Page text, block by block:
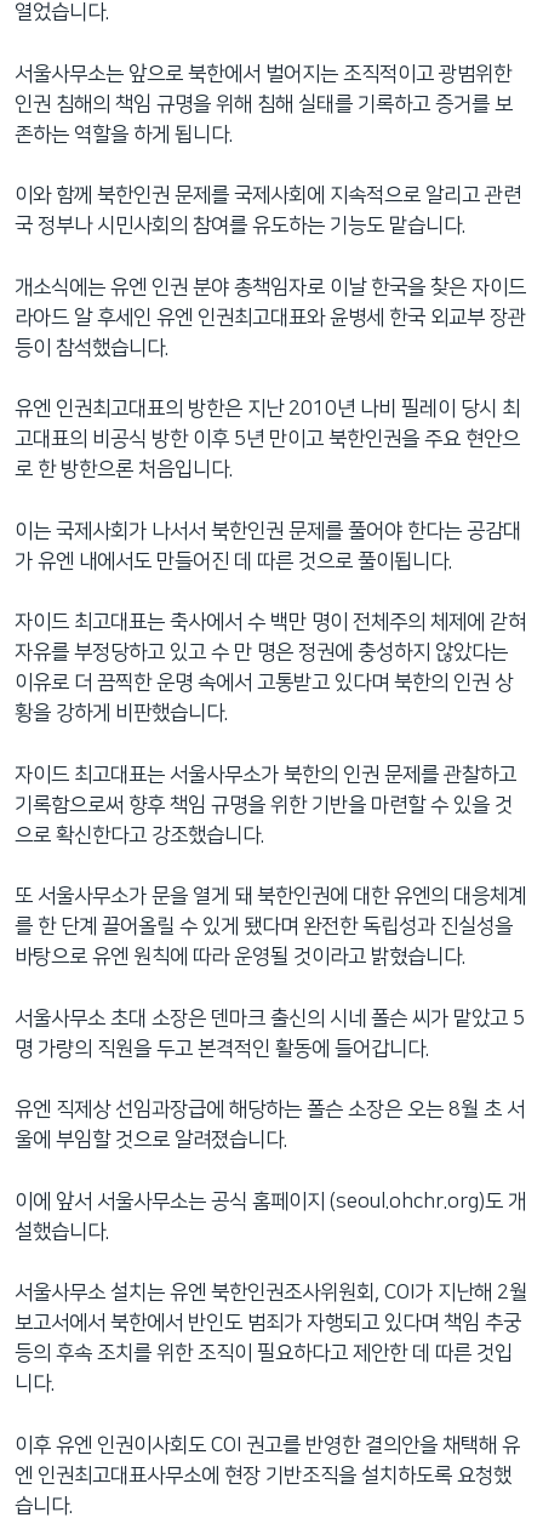
열었습니다.
서울사무소는 앞으로 북한에서 벌어지는 조직적이고 광범위한
인권 침해의 책임 규명을 위해 침해 실태를 기록하고 증거를 보
존하는 역할을 하게 됩니다.
이와 함께 북한인권 문제를 국제사회에 지속적으로 알리고 관련
국 정부나 시민사회의 참여를 유도하는 기능도 맡습니다.
개소식에는 유엔 인권 분야 총책임자로 이날 한국을 찾은 자이드
라아드 알 후세인 유엔 인권최고대표와 윤병세 한국 외교부 장관
등이 참석했습니다.
유엔 인권최고대표의 방한은 지난 2010년 나비 필레이 당시 최
고대표의 비공식 방한 이후 5년 만이고 북한인권을 주요 현안으
로 한 방한으론 처음입니다.
이는 국제사회가 나서서 북한인권 문제를 풀어야 한다는 공감대
가 유엔 내에서도 만들어진 데 따른 것으로 풀이됩니다.
자이드 최고대표는 축사에서 수 백만 명이 전체주의 체제에 갇혀
자유를 부정당하고 있고 수 만 명은 정권에 충성하지 않았다는
이유로 더 끔찍한 운명 속에서 고통받고 있다며 북한의 인권 상
황을 강하게 비판했습니다.
자이드 최고대표는 서울사무소가 북한의 인권 문제를 관찰하고
기록함으로써 향후 책임 규명을 위한 기반을 마련할 수 있을 것
으로 확신한다고 강조했습니다.
또 서울사무소가 문을 열게 돼 북한인권에 대한 유엔의 대응체계
를 한 단계 끌어올릴 수 있게 됐다며 완전한 독립성과 진실성을
바탕으로 유엔 원칙에 따라 운영될 것이라고 밝혔습니다.
서울사무소 초대 소장은 덴마크 출신의 시네 폴슨 씨가 맡았고 5
명 가량의 직원을 두고 본격적인 활동에 들어갑니다.
유엔 직제상 선임과장급에 해당하는 폴슨 소장은 오는 8월 초 서
울에 부임할 것으로 알려졌습니다.
이에 앞서 서울사무소는 공식 홈페이지 (seoul.ohchr.org)도 개
설했습니다.
서울사무소 설치는 유엔 북한인권조사위원회, COI가 지난해 2월
보고서에서 북한에서 반인도 범죄가 자행되고 있다며 책임 추궁
등의 후속 조치를 위한 조직이 필요하다고 제안한 데 따른 것입
니다.
이후 유엔 인권이사회도 COI 권고를 반영한 결의안을 채택해 유
엔 인권최고대표사무소에 현장 기반조직을 설치하도록 요청했
습니다.